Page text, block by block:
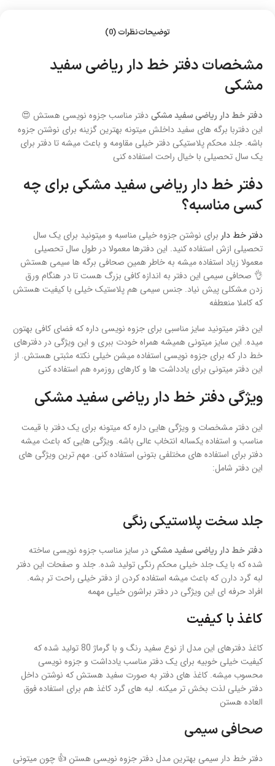
توضیحاتنظرات (0)
مشخصات دفتر خط دار ریاضی سفید
مشکی
دفتر خط دار ریاضی سفید مشکیدفتر مناسب جزوه نویسی هستش 😍
این دفتربا برگه های سفید داخلش میتونه بهترین گزینه برای نوشتن جزوه
باشه. جلد محکم پلاستیکی دفتر خیلی مقاومه و باعث میشه تا دفتر برای
یک سال تحصیلی با خیال راحت استفاده کنی
دفتر خط دار ریاضی سفید مشکی برای چه
کسی مناسبه؟
دفتر خط دار برای نوشتن جزوه خیلی مناسبه و میتونید برای یک سال
تحصیلی ازش استفاده کنید. این دفترها معمولا در طول سال تحصیلی
معمولا زیاد استفاده میشه به خاطر همین صحافی برگه ها سیمی هستش
👌 صحافی سیمی این دفتر به اندازه کافی بزرگ هست تا در هنگام ورق
زدن مشکلی پیش نیاد. جنس سیمی هم پلاستیک خیلی با کیفیت هستش
که کاملا منعطفه
این دفتر میتونید سایز مناسبی برای جزوه نویسی داره که فضای کافی بهتون
میده. این سایز میتونی همیشه همراه خودت ببری و این ویژگی در دفترهای
خط دار که برای جزوه نویسی استفاده میشن خیلی نکته مثبتی هستش. از
این دفتر میتونی برای یادداشت ها و کارهای روزمره هم استفاده کنی
ویژگیدفتر خط دار ریاضی سفید مشکی
این دفتر مشخصات و ویژگی هایی داره که میتونه برای یک دفتر با قیمت
مناسب و استفاده یکساله انتخاب عالی باشه. ویژگی هایی که باعث میشه
دفتر برای استفاده های مختلفی بتونی استفاده کنی. مهم ترین ویژگی های
این دفتر شامل:
جلد سخت پلاستیکی رنگی
دفتر خط دار ریاضی سفید مشکیدر سایز مناسب جزوه نویسی ساخته
شده که با یک جلد خیلی محکم رنگی تولید شده. جلد و صفحات این دفتر
لبه گرد دارن که باعث میشه استفاده کردن از دفتر خیلی راحت تر بشه.
افراد حرفه ای این ویژگی در دفتر براشون خیلی مهمه
کاغذ با کیفیت
کاغذ دفترهای این مدل از نوع سفید رنگ و با گرماژ 80 تولید شده که
کیفیت خیلی خوبیه برای یک دفتر مناسب یادداشت و جزوه نویسی
محسوب میشه. کاغذ های دفتر به صورت سفید هستش که نوشتن داخل
دفتر خیلی لذت بخش تر میکنه. لبه های گرد کاغذ هم برای استفاده فوق
العاده هستن
صحافی سیمی
دفتر خط دار سیمی بهترین مدل دفتر جزوه نویسی هستن 👍 چون میتونی